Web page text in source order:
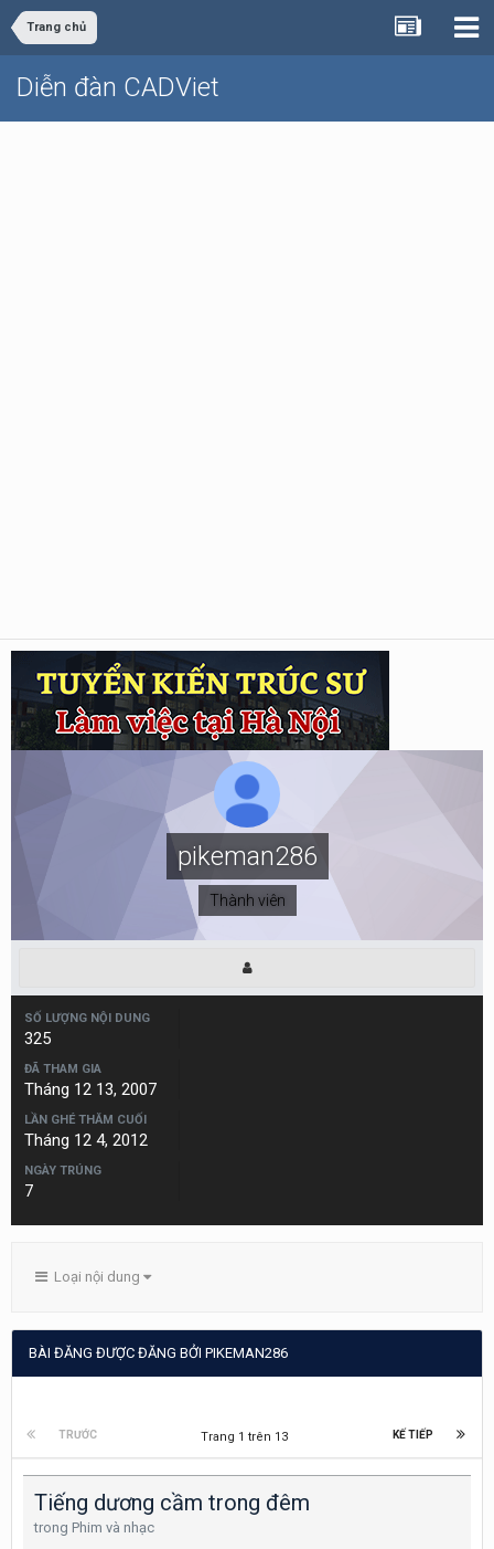
Trang chủ
Diễn đàn CADViet
pikeman286
Thành viên
SỐ LƯỢNG NỘI DUNG
325
ĐÃ THAM GIA
Tháng 12 13, 2007
LẦN GHÉ THĂM CUỐI
Tháng 12 4, 2012
NGÀY TRÚNG
7
Loại nội dung
BÀI ĐĂNG ĐƯỢC ĐĂNG BỞI PIKEMAN286
TRƯỚC KẾ TIẾP
Trang 1 trên 13
Tiếng dương cầm trong đêm
trong Phim và nhạc